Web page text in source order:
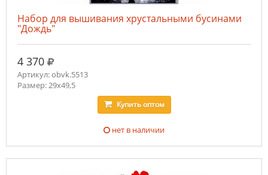
Набор для вышивания хрустальными бусинами
"Дождь"
4 370 руб.
Артикул: obvk.5513
Размер: 29х49,5
Купитьоптом
нет в наличии